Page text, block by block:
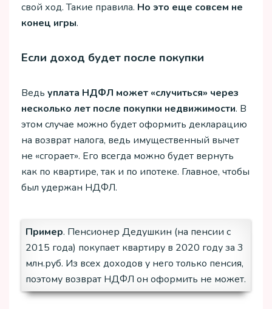
свой ход. Такие правила. Но это еще совсем не
конец игры.
Если доход будет после покупки
Ведь уплата НДФЛ может «случиться» через
несколько лет после покупки недвижимости. В
этом случае можно будет оформить декларацию
на возврат налога, ведь имущественный вычет
не «сгорает». Его всегда можно будет вернуть
как по квартире, так и по ипотеке. Главное, чтобы
был удержан НДФЛ.
Пример. Пенсионер Дедушкин (на пенсии с
2015 года) покупает квартиру в 2020 году за 3
млн.руб. Из всех доходов у него только пенсия,
поэтому возврат НДФЛ он оформить не может.